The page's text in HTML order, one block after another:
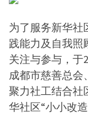
为了服务新华社
践能力及自我照
关注与参与，于
成都市慈善总会
聚力社工结合社
华社区“小小改